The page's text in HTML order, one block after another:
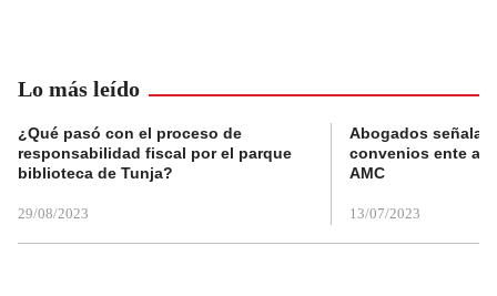
Lo más leído
¿Qué pasó con el proceso de
responsabilidad fiscal por el parque
biblioteca de Tunja?
29/08/2023
Abogados
convenios ente
AMC
13/07/2023